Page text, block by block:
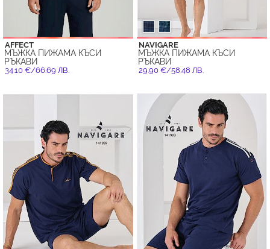
AFFECT
МЪЖКА ПИЖАМА КЪСИ
РЪКАВИ
34.10 €/66.69 ЛВ.
NAVIGARE
МЪЖКА ПИЖАМА КЪСИ
РЪКАВИ
29.90 €/58.48 ЛВ.